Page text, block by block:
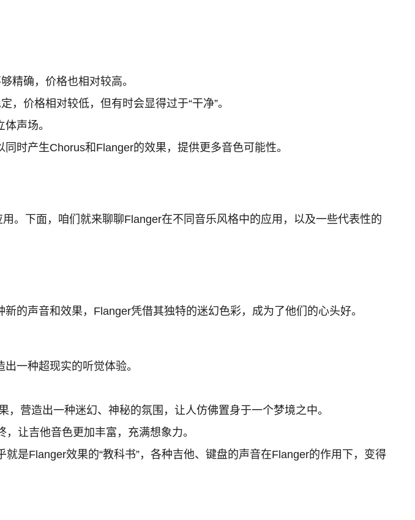
精确，价格也相对较高。
价格相对较低，但有时会显得过于“干净”。
声场。
时产生Chorus和Flanger的效果，提供更多音色可能性。
。下面，咱们就来聊聊Flanger在不同音乐风格中的应用，以及一些代表性的
的声音和效果，Flanger凭借其独特的迷幻色彩，成为了他们的心头好。
一种超现实的听觉体验。
，营造出一种迷幻、神秘的氛围，让人仿佛置身于一个梦境之中。
让吉他音色更加丰富，充满想象力。
是Flanger效果的“教科书”，各种吉他、键盘的声音在Flanger的作用下，变得